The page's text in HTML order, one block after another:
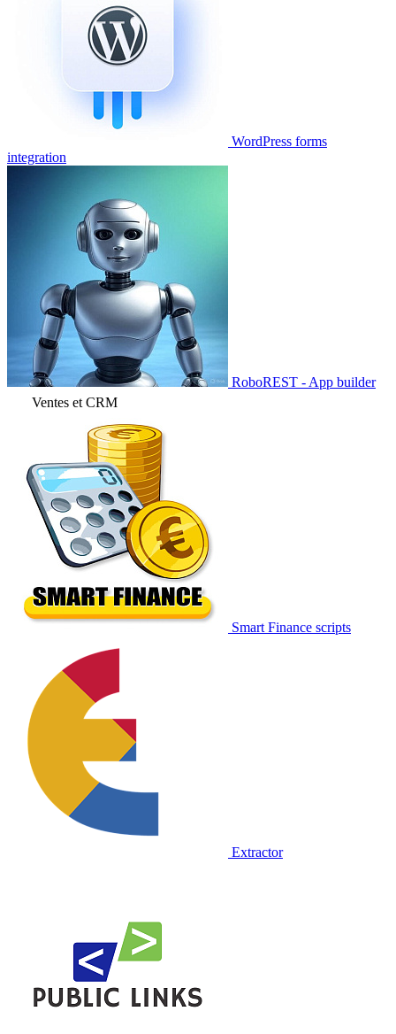
WordPress forms
integration
RoboREST - App builder
Ventes et CRM
Smart Finance scripts
Extractor